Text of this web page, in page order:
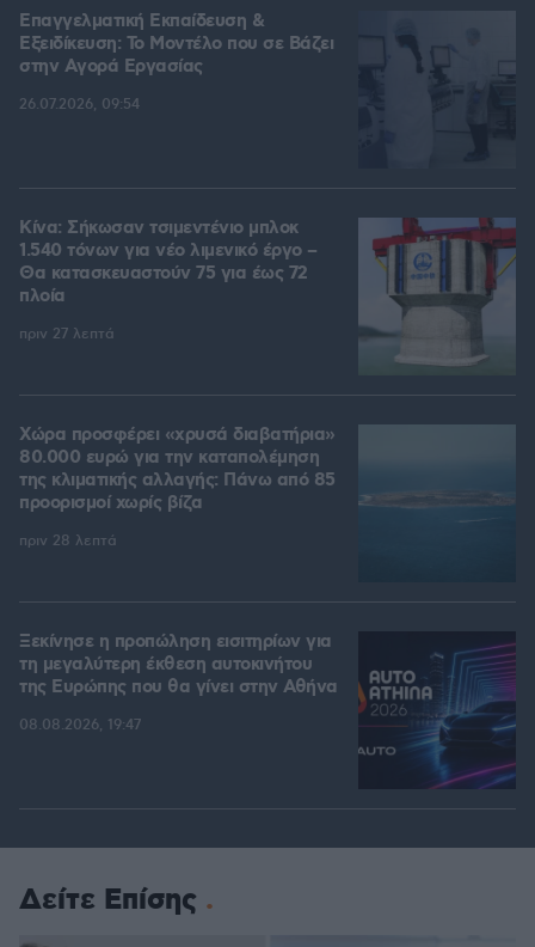
Επαγγελματική Εκπαίδευση &
Εξειδίκευση: Το Mοντέλο που σε Bάζει
στην Aγορά Eργασίας
26.07.2026, 09:54
Κίνα: Σήκωσαν τσιμεντένιο μπλοκ
1.540 τόνων για νέο λιμενικό έργο –
Θα κατασκευαστούν 75 για έως 72
πλοία
πριν 27 λεπτά
Χώρα προσφέρει «χρυσά διαβατήρια»
80.000 ευρώ για την καταπολέμηση
της κλιματικής αλλαγής: Πάνω από 85
προορισμοί χωρίς βίζα
πριν 28 λεπτά
Ξεκίνησε η προπώληση εισιτηρίων για
τη μεγαλύτερη έκθεση αυτοκινήτου
της Ευρώπης που θα γίνει στην Αθήνα
08.08.2026, 19:47
Δείτε Επίσης